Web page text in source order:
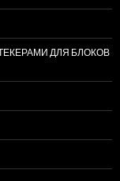
ДЛЯ БЛОКОВ